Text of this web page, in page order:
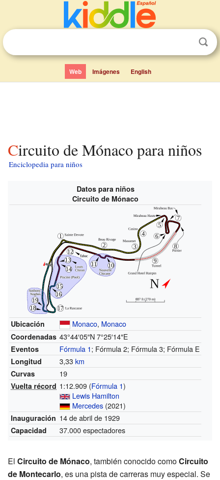
Web Imágenes English
Circuito de Mónaco para niños
Enciclopedia para niños
Datos para niños
Circuito de Mónaco
Ubicación Monaco, Monaco
Coordenadas 43°44′05″N7°25′14″E
Eventos Fórmula 1; Fórmula 2; Fórmula 3; Fórmula E
Longitud 3,33km
Curvas 19
Vuelta récord 1:12.909 (Fórmula 1)
Lewis Hamilton
Mercedes (2021)
Inauguración 14 de abril de 1929
Capacidad 37.000 espectadores
El Circuito de Mónaco, también conocido comoCircuito
de Montecarlo, es una pista de carreras muy especial. Se